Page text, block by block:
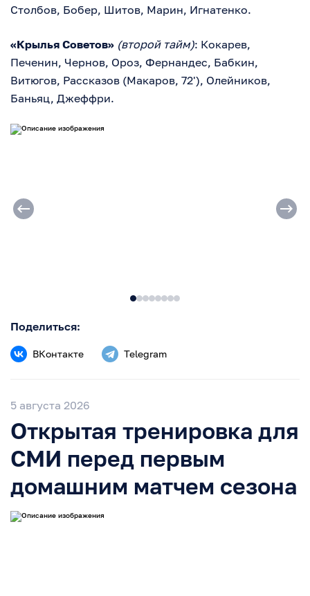
Столбов, Бобер, Шитов, Марин, Игнатенко.
«Крылья Советов» (второй тайм): Кокарев,
Печенин, Чернов, Ороз, Фернандес, Бабкин,
Витюгов, Рассказов (Макаров, 72'), Олейников,
Баньяц, Джеффри.
Поделиться:
ВКонтакте Telegram
5 августа 2026
Открытая тренировка для
СМИ перед первым
домашним матчем сезона